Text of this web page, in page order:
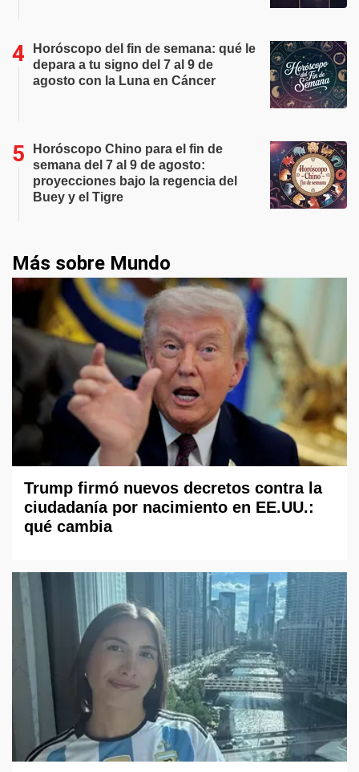
Horóscopo del fin de semana: qué le
depara a tu signo del 7 al 9 de
agosto con la Luna en Cáncer
Horóscopo Chino para el fin de
semana del 7 al 9 de agosto:
proyecciones bajo la regencia del
Buey y el Tigre
Más sobre Mundo
Trump firmó nuevos decretos contra la
ciudadanía por nacimiento en EE.UU.:
qué cambia